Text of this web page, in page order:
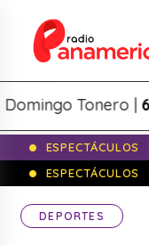
Tonero |
ESPECTÁCULOS
ESPECTÁCULOS
DEPORTES